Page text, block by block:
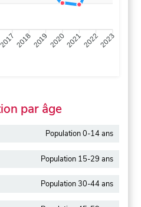
2017 20182019 2020202120222023
par âge
Population 0-14 ans
Population 15-29 ans
Population 30-44 ans